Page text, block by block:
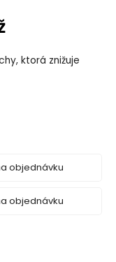
ktorá znižuje
objednávku
objednávku